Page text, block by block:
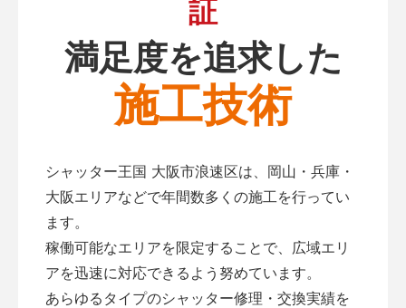
証
満足度を追求した
施工技術
シャッター王国 大阪市浪速区は、岡山・兵庫・
大阪エリアなどで年間数多くの施工を行ってい
ます。
稼働可能なエリアを限定することで、広域エリ
アを迅速に対応できるよう努めています。
あらゆるタイプのシャッター修理・交換実績を